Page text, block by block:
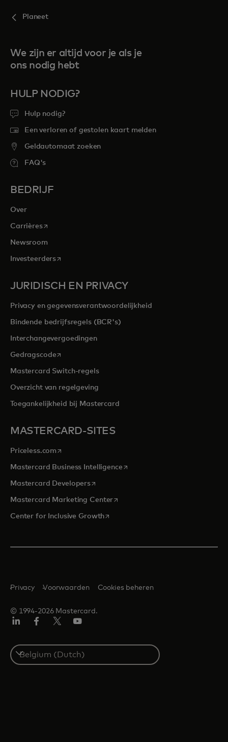
Planeet
We zijn er altijd voor je als je
ons nodig hebt
HULP NODIG?
Hulp nodig?
Een verloren of gestolen kaart melden
Geldautomaat zoeken
FAQ's
BEDRIJF
Over
Carrièresopens in a new tab
Newsroom
Investeerdersopens in a new tab
JURIDISCH EN PRIVACY
Privacy en gegevensverantwoordelijkheid
Bindende bedrijfsregels (BCR's)
Interchangevergoedingen
Gedragscodeopens in a new tab
Mastercard Switch-regels
Overzicht van regelgeving
Toegankelijkheid bij Mastercard
MASTERCARD-SITES
Priceless.com opens in a new tab
Mastercard Business Intelligenceopens in a new tab
Mastercard Developersopens in a new tab
Mastercard Marketing Centeropens in a new tab
Center for Inclusive Growthopens in a new tab
© 1994-2026 Mastercard.
Privacy Voorwaarden Cookies beheren
Select
a
country